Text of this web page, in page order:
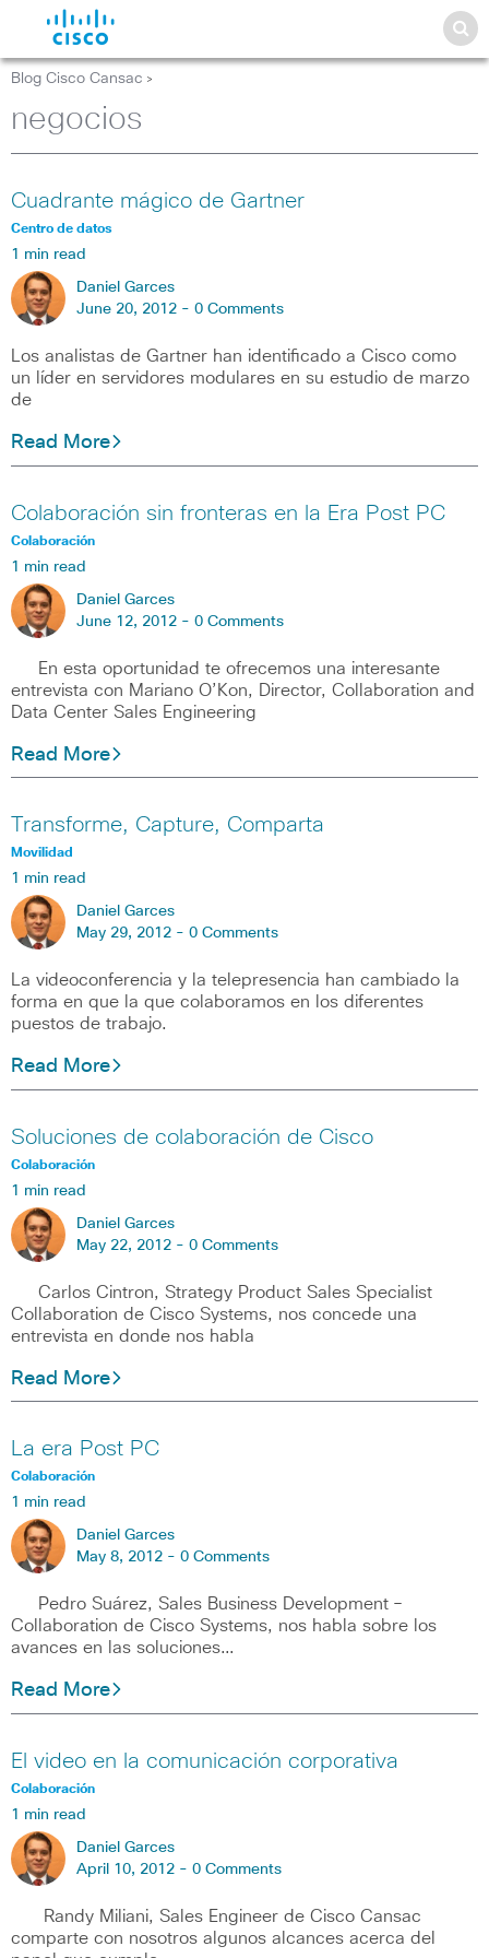
Blog Cisco Cansac >
negocios
Cuadrante mágico de Gartner
Centro de datos
1 min read
Daniel Garces
June 20, 2012 - 0 Comments
Los analistas de Gartner han identificado a Cisco como
un líder en servidores modulares en su estudio de marzo
de
Read More
Colaboración sin fronteras en la Era Post PC
Colaboración
1 min read
Daniel Garces
June 12, 2012 - 0 Comments
En esta oportunidad te ofrecemos una interesante
entrevista con Mariano O’Kon, Director, Collaboration and
Data Center Sales Engineering
Read More
Transforme, Capture, Comparta
Movilidad
1 min read
Daniel Garces
May 29, 2012 - 0 Comments
La videoconferencia y la telepresencia han cambiado la
forma en que la que colaboramos en los diferentes
puestos de trabajo.
Read More
Soluciones de colaboración de Cisco
Colaboración
1 min read
Daniel Garces
May 22, 2012 - 0 Comments
Carlos Cintron, Strategy Product Sales Specialist
Collaboration de Cisco Systems, nos concede una
entrevista en donde nos habla
Read More
La era Post PC
Colaboración
1 min read
Daniel Garces
May 8, 2012 - 0 Comments
Pedro Suárez, Sales Business Development –
Collaboration de Cisco Systems, nos habla sobre los
avances en las soluciones…
Read More
El video en la comunicación corporativa
Colaboración
1 min read
Daniel Garces
April 10, 2012 - 0 Comments
Randy Miliani, Sales Engineer de Cisco Cansac
comparte con nosotros algunos alcances acerca del